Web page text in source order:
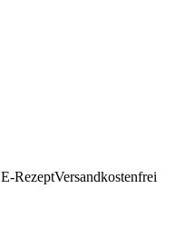
RezeptVersandkostenfrei